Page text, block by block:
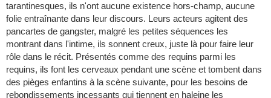
tarantinesques, ils n'ont aucune existence hors-champ, aucune
folie entraînante dans leur discours. Leurs acteurs agitent des
pancartes de gangster, malgré les petites séquences les
montrant dans l'intime, ils sonnent creux, juste là pour faire leur
rôle dans le récit. Présentés comme des requins parmi les
requins, ils font les cerveaux pendant une scène et tombent dans
des pièges enfantins à la scène suivante, pour les besoins de
rebondissements incessants qui tiennent en haleine les